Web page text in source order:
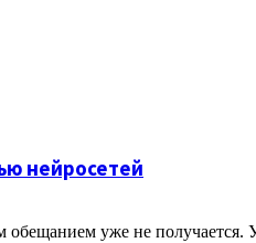
нейросетей
уже не